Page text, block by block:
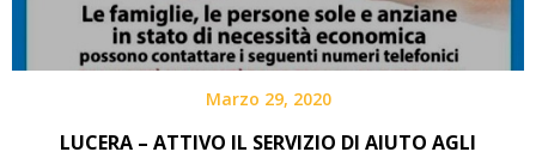
Marzo 29, 2020
LUCERA – ATTIVO IL SERVIZIO DI AIUTO AGLI